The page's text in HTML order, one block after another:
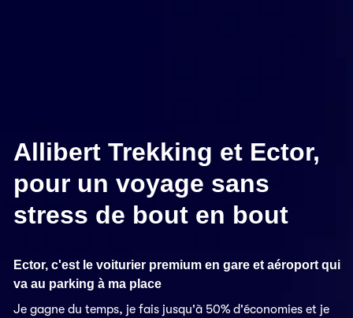
Allibert Trekking et Ector,
pour un voyage sans
stress de bout en bout
Ector, c'est le voiturier premium en gare et aéroport qui
va au parking à ma place
Je gagne du temps, je fais jusqu'à 50% d'économies et je